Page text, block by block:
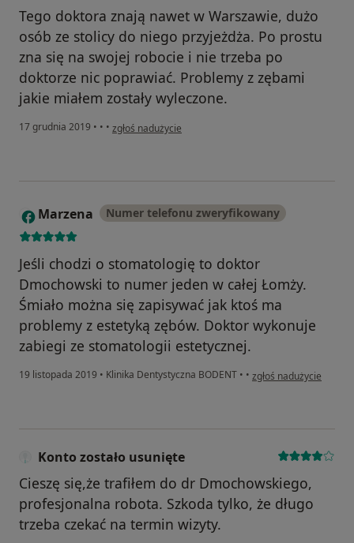
Tego doktora znają nawet w Warszawie, dużo
osób ze stolicy do niego przyjeżdża. Po prostu
zna się na swojej robocie i nie trzeba po
doktorze nic poprawiać. Problemy z zębami
jakie miałem zostały wyleczone.
17 grudnia 2019 • • • w opinii użytkownika Konto zostało usunięte
zgłoś nadużycie
M Marzena Numer telefonu zweryfikowany
Jeśli chodzi o stomatologię to doktor
Dmochowski to numer jeden w całej Łomży.
Śmiało można się zapisywać jak ktoś ma
problemy z estetyką zębów. Doktor wykonuje
zabiegi ze stomatologii estetycznej.
19 listopada 2019 • Klinika Dentystyczna BODENT • • w opinii użytkownika
zgłoś nadużycie
Konto zostało usunięte
Cieszę się,że trafiłem do dr Dmochowskiego,
profesjonalna robota. Szkoda tylko, że długo
trzeba czekać na termin wizyty.